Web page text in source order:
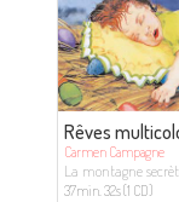
Rêves
Carmen Campagne
La montagne
37min. 32s (1 CD)